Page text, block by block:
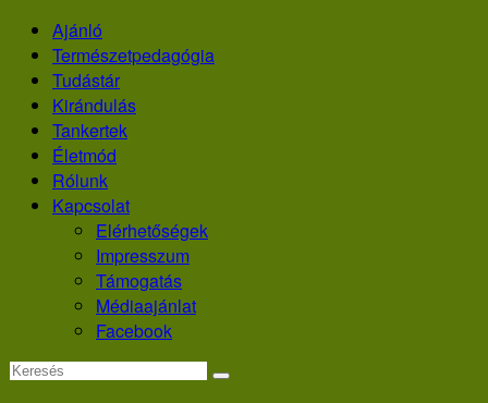
Skip
content
Ajánló
Természetpedagógia
Tudástár
Kirándulás
Tankertek
Életmód
Rólunk
Kapcsolat
Elérhetőségek
Impresszum
Támogatás
Médiaajánlat
Facebook